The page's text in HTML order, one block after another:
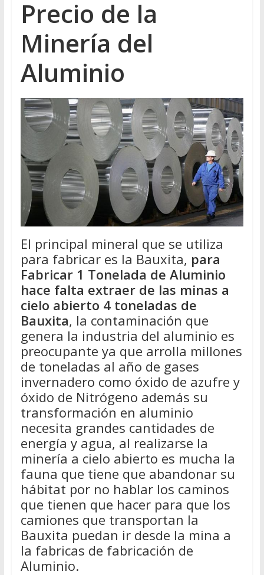
Precio de la
Minería del
Aluminio
El principal mineral que se utiliza
para fabricar es la Bauxita, para
Fabricar 1 Tonelada de Aluminio
hace falta extraer de las minas a
cielo abierto 4 toneladas de
Bauxita, la contaminación que
genera la industria del aluminio es
preocupante ya que arrolla millones
de toneladas al año de gases
invernadero como óxido de azufre y
óxido de Nitrógeno además su
transformación en aluminio
necesita grandes cantidades de
energía y agua, al realizarse la
minería a cielo abierto es mucha la
fauna que tiene que abandonar su
hábitat por no hablar los caminos
que tienen que hacer para que los
camiones que transportan la
Bauxita puedan ir desde la mina a
la fabricas de fabricación de
Aluminio.